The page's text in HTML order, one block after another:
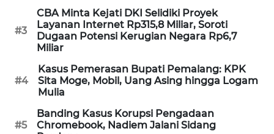
#3
CBA Minta Kejati DKI Selidiki Proyek
Layanan Internet Rp315,8 Miliar, Soroti
Dugaan Potensi Kerugian Negara Rp6,7
Miliar
#4
Kasus Pemerasan Bupati Pemalang: KPK
Sita Moge, Mobil, Uang Asing hingga Logam
Mulia
#5
Banding Kasus Korupsi Pengadaan
Chromebook, Nadiem Jalani Sidang
KONSUMEN
FORWAMKI
ALPERKLINAS